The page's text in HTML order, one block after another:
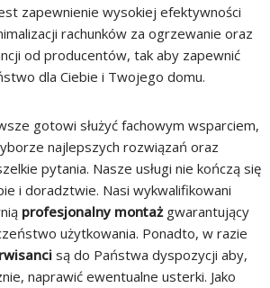
zapewnienie wysokiej efektywności
rachunków za ogrzewanie oraz
od producentów, tak aby zapewnić
dla Ciebie i Twojego domu.
gotowi służyć fachowym wsparciem,
najlepszych rozwiązań oraz
pytania. Nasze usługi nie kończą się
i doradztwie. Nasi wykwalifikowani
profesjonalny montażgwarantujący
użytkowania. Ponadto, w razie
są do Państwa dyspozycji aby,
naprawić ewentualne usterki. Jako